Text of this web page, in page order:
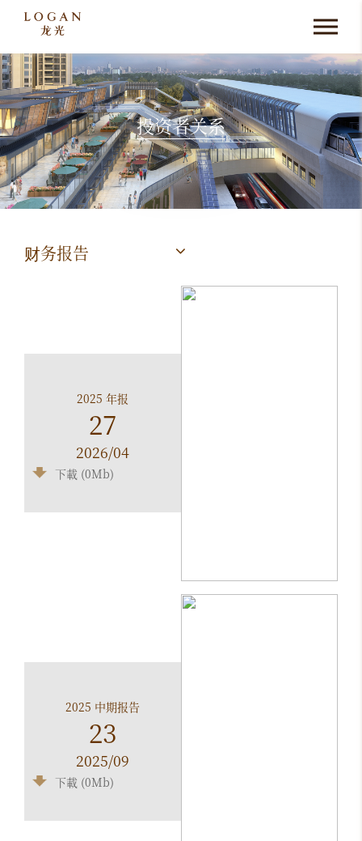
投资者关系
财务报告
2025 年报
27
2026/04
下載 (0Mb)
2025 中期报告
23
2025/09
下載 (0Mb)